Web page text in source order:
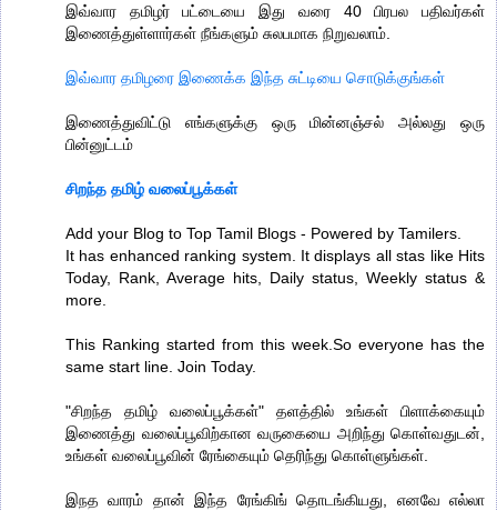
இவ்வார தமிழர் பட்டையை இது வரை 40 பிரபல பதிவர்கள்
இணைத்துள்ளார்கள் நீங்களும் சுலபமாக நிறுவலாம்.
இவ்வார தமிழரை இணைக்க இந்த சுட்டியை சொடுக்குங்கள்
இணைத்துவிட்டு எங்களுக்கு ஒரு மின்னஞ்சல் அல்லது ஒரு
பின்னுட்டம்
சிறந்த தமிழ் வலைப்பூக்கள்
Add your Blog to Top Tamil Blogs - Powered by Tamilers.
It has enhanced ranking system. It displays all stas like Hits
Today, Rank, Average hits, Daily status, Weekly status &
more.
This Ranking started from this week.So everyone has the
same start line. Join Today.
"சிறந்த தமிழ் வலைப்பூக்கள்" தளத்தில் உங்கள் பிளாக்கையும்
இணைத்து வலைப்பூவிற்கான வருகையை அறிந்து கொள்வதுடன்,
உங்கள் வலைப்பூவின் ரேங்கையும் தெரிந்து கொள்ளுங்கள்.
இநத வாரம் தான் இந்த ரேங்கிங் தொடங்கியது, எனவே எல்லா